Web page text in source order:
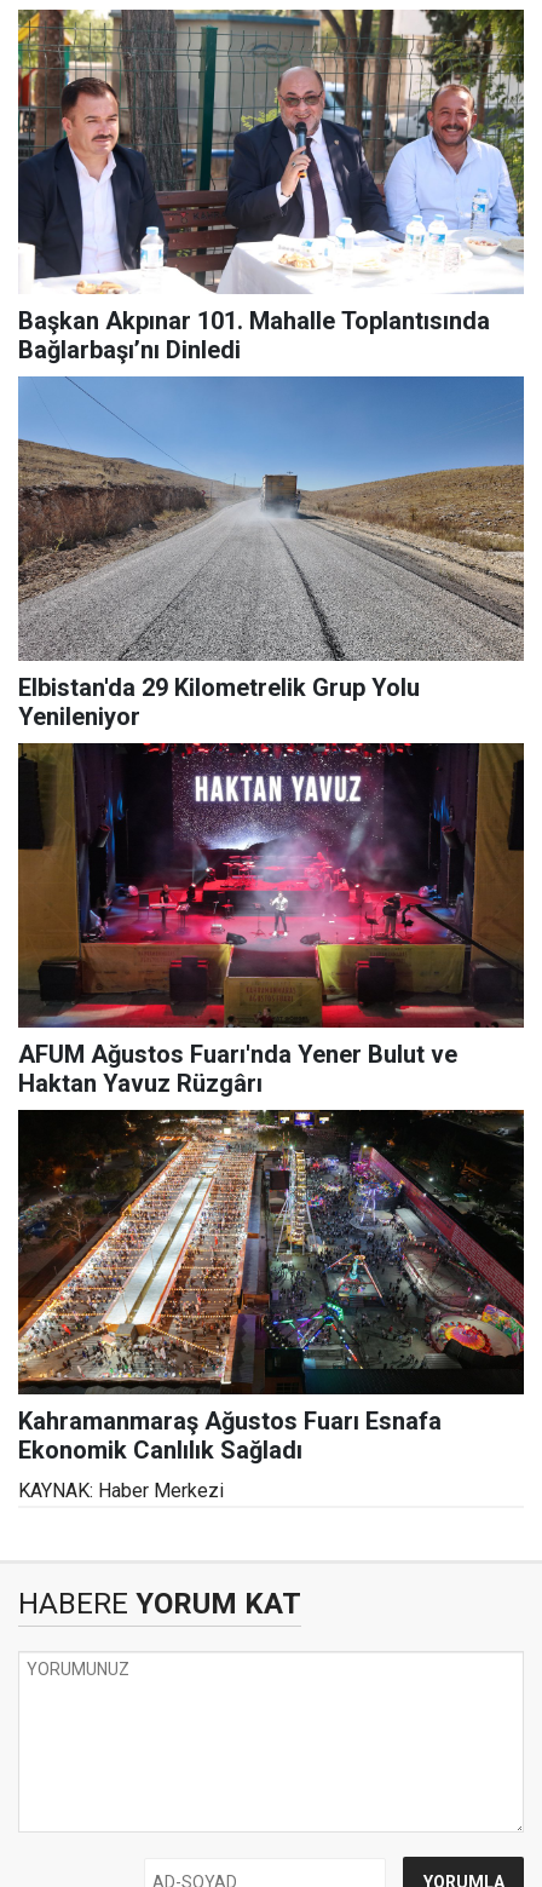
Başkan Akpınar 101. Mahalle Toplantısında
Bağlarbaşı’nı Dinledi
Elbistan'da 29 Kilometrelik Grup Yolu
Yenileniyor
AFUM Ağustos Fuarı'nda Yener Bulut ve
Haktan Yavuz Rüzgârı
Kahramanmaraş Ağustos Fuarı Esnafa
Ekonomik Canlılık Sağladı
KAYNAK: Haber Merkezi
HABERE YORUM KAT